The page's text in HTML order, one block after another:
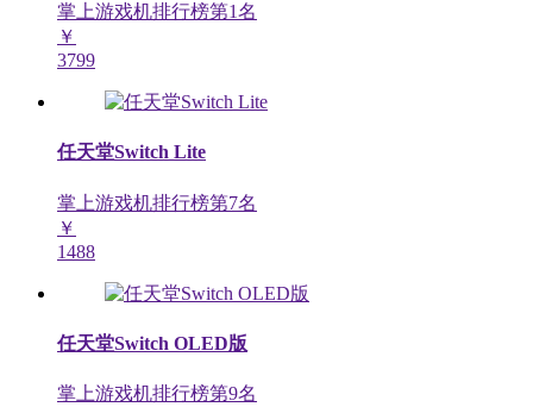
掌上游戏机排行榜第1名
￥
3799
任天堂Switch Lite
掌上游戏机排行榜第7名
￥
1488
任天堂Switch OLED版
掌上游戏机排行榜第9名